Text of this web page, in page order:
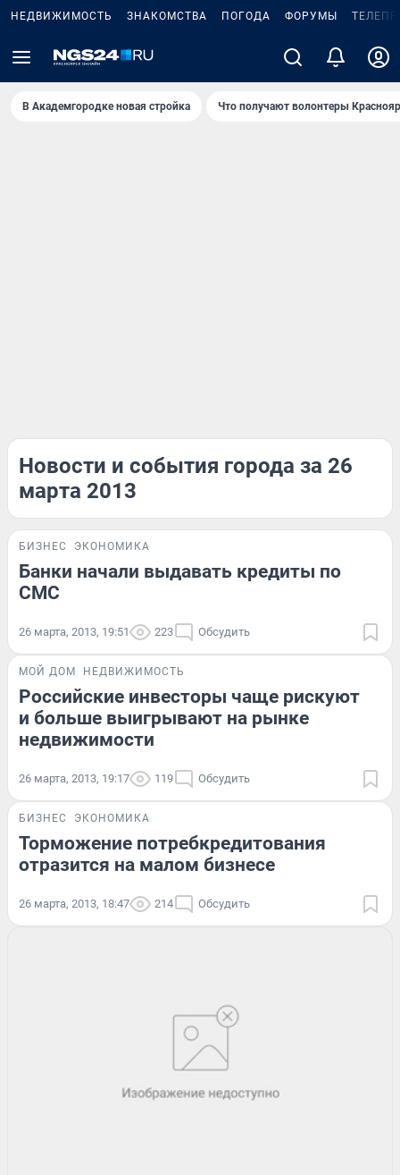
НЕДВИЖИМОСТЬ ЗНАКОМСТВА ПОГОДА ФОРУМЫ
В Академгородке новая стройка Что получают волонтеры
Новости и события города за 26
марта 2013
БИЗНЕС ЭКОНОМИКА
Банки начали выдавать кредиты по
СМС
26 марта, 2013, 19:51 223 Обсудить
МОЙ ДОМ НЕДВИЖИМОСТЬ
Российские инвесторы чаще рискуют
и больше выигрывают на рынке
недвижимости
26 марта, 2013, 19:17 119 Обсудить
БИЗНЕС ЭКОНОМИКА
Торможение потребкредитования
отразится на малом бизнесе
26 марта, 2013, 18:47 214 Обсудить